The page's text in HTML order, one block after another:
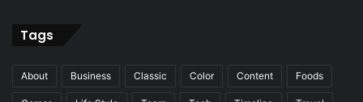
Tags
About Business Classic Color Content Foods